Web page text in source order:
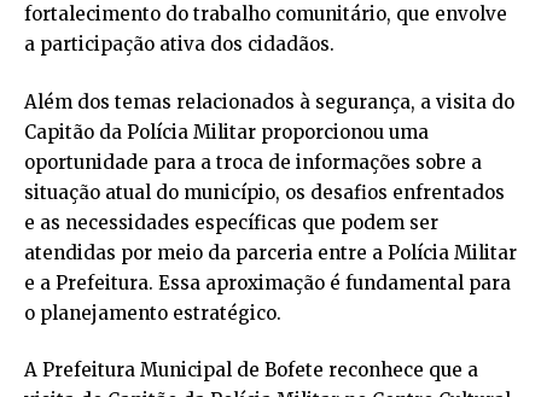
fortalecimento do trabalho comunitário, que envolve
a participação ativa dos cidadãos.
Além dos temas relacionados à segurança, a visita do
Capitão da Polícia Militar proporcionou uma
oportunidade para a troca de informações sobre a
situação atual do município, os desafios enfrentados
e as necessidades específicas que podem ser
atendidas por meio da parceria entre a Polícia Militar
e a Prefeitura. Essa aproximação é fundamental para
o planejamento estratégico.
A Prefeitura Municipal de Bofete reconhece que a